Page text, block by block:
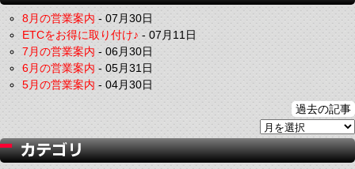
8月の営業案内-07月30日
ETCをお得に取り付け♪-07月11日
7月の営業案内-06月30日
6月の営業案内-05月31日
5月の営業案内-04月30日
過去の記事